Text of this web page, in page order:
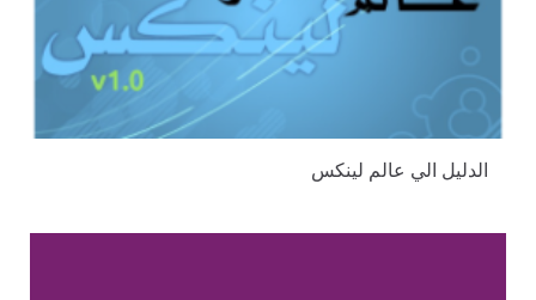
الدليل الي عالم لينكس